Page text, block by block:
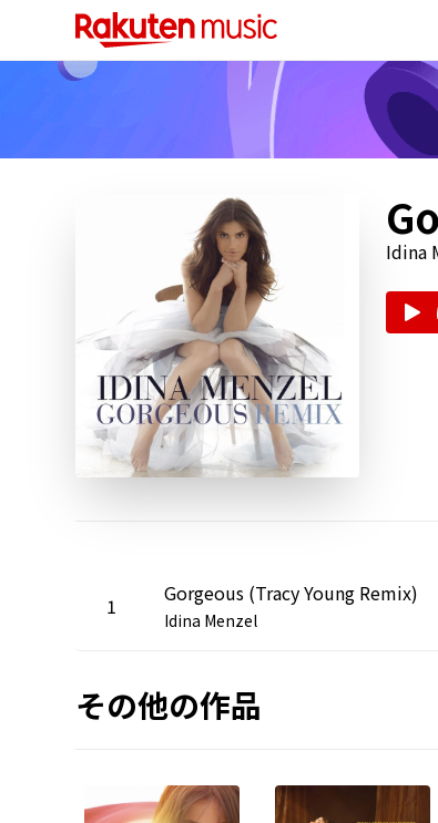
Idina
1 Gorgeous (Tracy Young Remix)
Idina Menzel
その他の作品